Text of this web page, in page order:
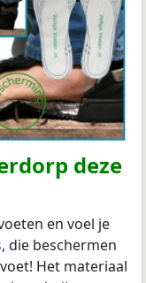
deze
en voel je
, die beschermen
Het materiaal